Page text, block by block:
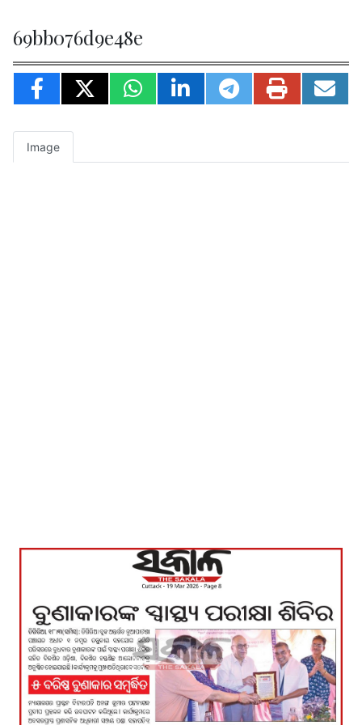
69bb076d9e48e
Image